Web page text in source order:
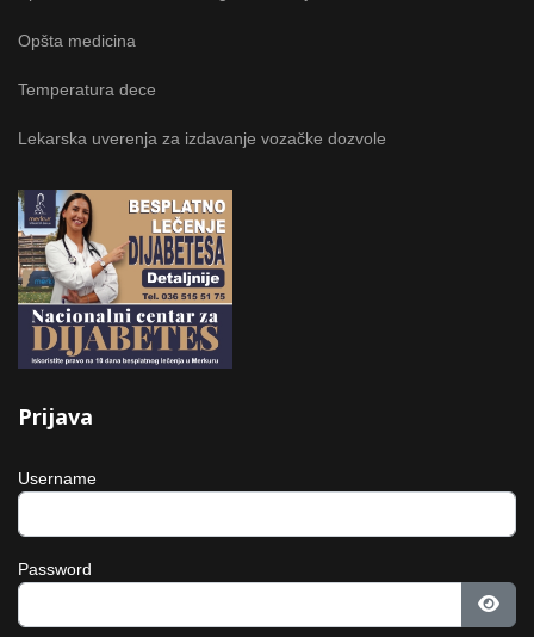
Opšta medicina
Temperatura dece
Lekarska uverenja za izdavanje vozačke dozvole
Prijava
Username
Password